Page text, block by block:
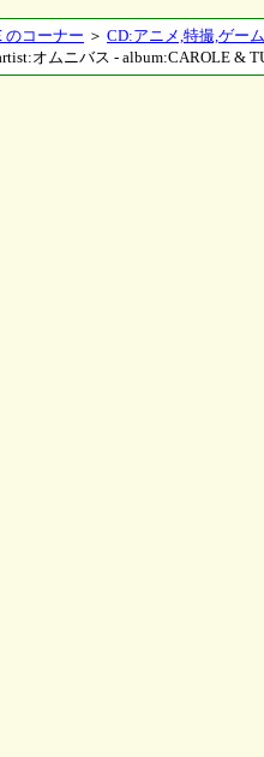
のコーナー ＞ CD:アニメ,特撮,ゲーム
オムニバス - album:CAROLE &